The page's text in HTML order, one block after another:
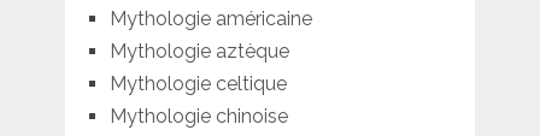
Mythologie américaine
Mythologie aztèque
Mythologie celtique
Mythologie chinoise